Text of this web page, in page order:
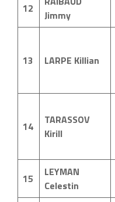
12
Jimmy
13 LARPE Killian
14
TARASSOV
Kirill
15
LEYMAN
Celestin